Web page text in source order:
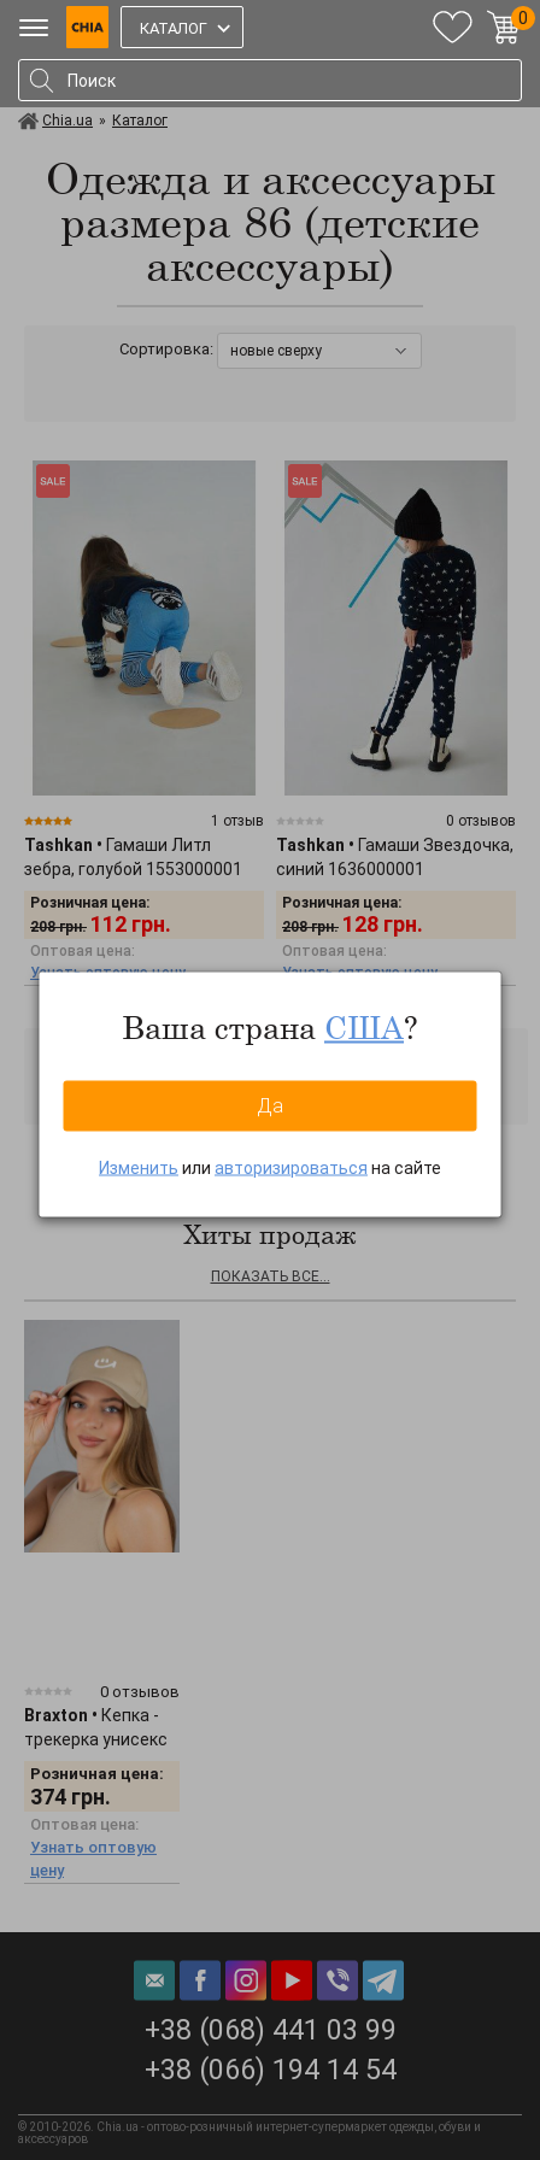
КАТАЛОГ
0
Chia.ua » Каталог
Одежда и аксессуары
размера 86 (детские
аксессуары)
Сортировка: новые сверху
1 отзыв
Tashkan • Гамаши Литл
зебра, голубой 1553000001
Розничная цена:
208 грн. 112 грн.
Оптовая цена:
Узнать оптовую цену
0 отзывов
Tashkan • Гамаши Звездочка,
синий 1636000001
Розничная цена:
208 грн. 128 грн.
Оптовая цена:
Узнать оптовую цену
Хиты продаж
ПОКАЗАТЬ ВСЕ...
0 отзывов
Braxton • Кепка -
трекерка унисекс
Розничная цена:
374 грн.
Оптовая цена:
Узнать оптовую
цену
+38 (068) 441 03 99
+38 (066) 194 14 54
© 2010-2026. Chia.ua - оптово-розничный интернет-супермаркет одежды, обуви и
аксессуаров
Ваша страна США?
Да
Изменить или авторизироваться на сайте